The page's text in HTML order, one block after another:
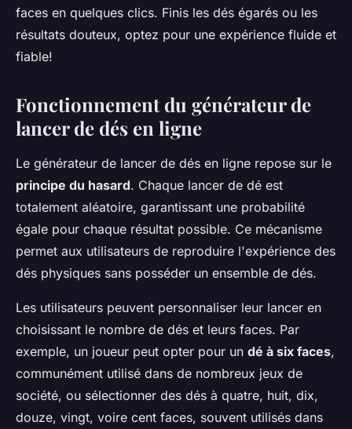
faces en quelques clics. Finis les dés égarés ou les
résultats douteux, optez pour une expérience fluide et
fiable!
Fonctionnement du générateur de
lancer de dés en ligne
Le générateur de lancer de dés en ligne repose sur le
principe du hasard. Chaque lancer de dé est
totalement aléatoire, garantissant une probabilité
égale pour chaque résultat possible. Ce mécanisme
permet aux utilisateurs de reproduire l'expérience des
dés physiques sans posséder un ensemble de dés.
Les utilisateurs peuvent personnaliser leur lancer en
choisissant le nombre de dés et leurs faces. Par
exemple, un joueur peut opter pour un dé à six faces,
communément utilisé dans de nombreux jeux de
société, ou sélectionner des dés à quatre, huit, dix,
douze, vingt, voire cent faces, souvent utilisés dans